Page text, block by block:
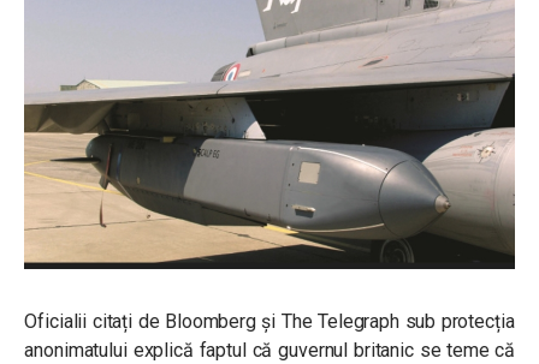
Oficialii citați de Bloomberg și The Telegraph sub protecția
anonimatului explică faptul că guvernul britanic se teme că